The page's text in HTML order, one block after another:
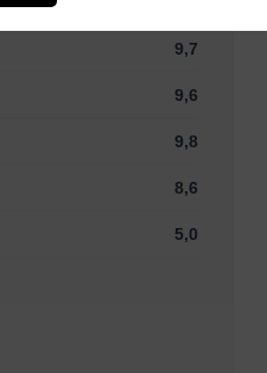
9,7
9,6
9,8
8,6
5,0